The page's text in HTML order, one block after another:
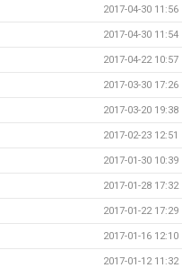
2017-04-30 11:56
2017-04-30 11:54
2017-04-22 10:57
2017-03-30 17:26
2017-03-20 19:38
2017-02-23 12:51
2017-01-30 10:39
2017-01-28 17:32
2017-01-22 17:29
2017-01-16 12:10
2017-01-12 11:32